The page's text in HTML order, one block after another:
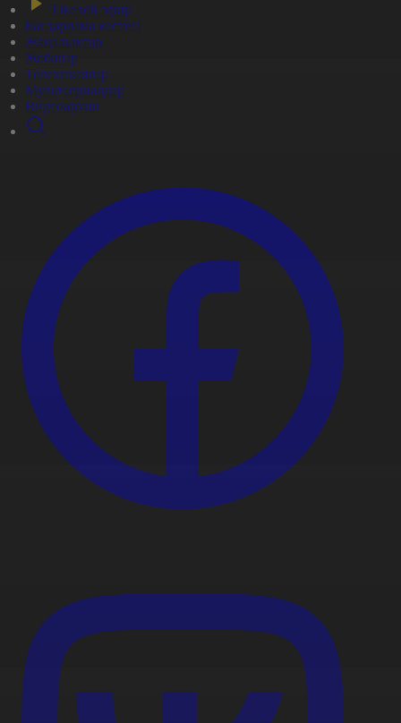
Тікелей эфир
Бағдарлама кестесі
Жаңалықтар
Жобалар
Телехикаялар
Мультсериалдар
Видеоархив